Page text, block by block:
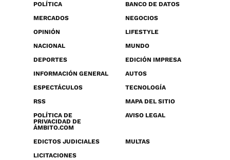
POLÍTICA
BANCO DE DATOS
MERCADOS
NEGOCIOS
OPINIÓN
LIFESTYLE
NACIONAL
MUNDO
DEPORTES
EDICIÓN IMPRESA
INFORMACIÓN GENERAL
AUTOS
ESPECTÁCULOS
TECNOLOGÍA
RSS
MAPA DEL SITIO
POLÍTICA DE
PRIVACIDAD DE
ÁMBITO.COM
AVISO LEGAL
EDICTOS JUDICIALES
MULTAS
LICITACIONES